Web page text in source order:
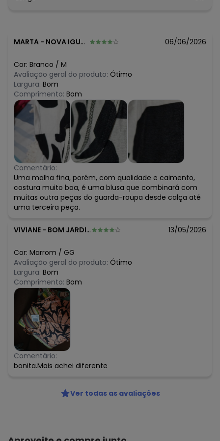
MARTA - NOVA IGUACU - RJ 06/06/2026
Cor: Branco / M
Avaliação geral do produto: Ótimo
Largura: Bom
Comprimento: Bom
Comentário:
Uma malha fina, porém, com qualidade e caimento,
costura muito boa, é uma blusa que combinará com
muitas outra peças do guarda-roupa desde calça até
uma terceira peça.
VIVIANE - BOM JARDIM - RJ 13/05/2026
Cor: Marrom / GG
Avaliação geral do produto: Ótimo
Largura: Bom
Comprimento: Bom
Comentário:
bonita.Mais achei diferente
Ver todas as avaliações